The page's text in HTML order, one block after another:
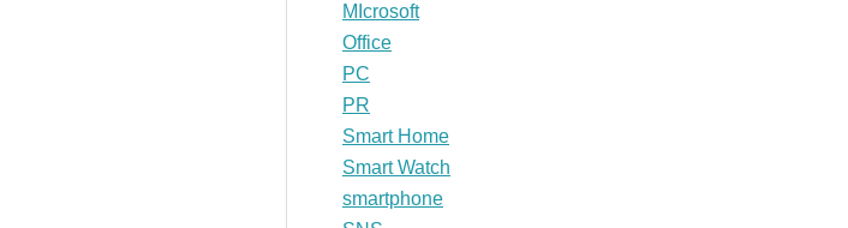
MIcrosoft
Office
PC
PR
Smart Home
Smart Watch
smartphone